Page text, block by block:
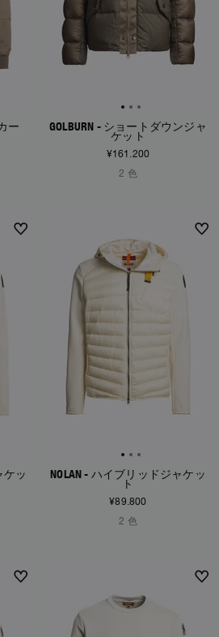
ー GOLBURN - ショートダウンジャ
ケット
¥161.200
2 色
ケッ NOLAN - ハイブリッドジャケッ
ト
¥89.800
2 色